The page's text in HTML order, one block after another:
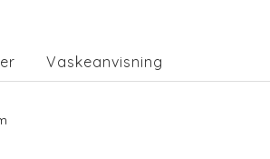
Vaskeanvisning